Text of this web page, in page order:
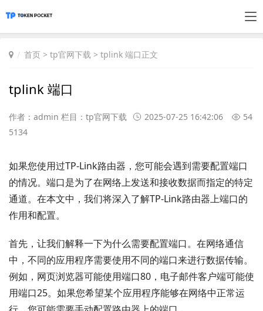
首页 > tp官网下载 > tplink 端口正文
tplink 端口
作者：admin 栏目： tp官网下载 2025-07-25 16:42:06
54
5134
如果您使用过TP-Link路由器，您可能会遇到需要配置端口
的情况。端口是为了在网络上发送和接收数据而指定的特定
通道。在本文中，我们将深入了解TP-Link路由器上端口的
作用和配置。
首先，让我们解释一下为什么需要配置端口。在网络通信
中，不同的应用程序需要使用不同的端口来进行数据传输。
例如，网页浏览器可能使用端口80，电子邮件客户端可能使
用端口25。如果您希望某个应用程序能够在网络中正常运